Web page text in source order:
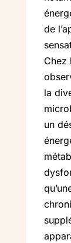
de
Chez
la
un